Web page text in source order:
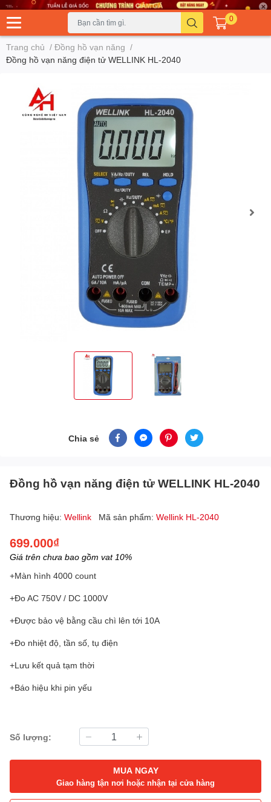
0
Trang chủ / Đồng hồ vạn năng /
Đồng hồ vạn năng điện tử WELLINK HL-2040
Chia sẻ
Đồng hồ vạn năng điện tử WELLINK HL-2040
Thương hiệu: Wellink Mã sản phẩm: Wellink HL-2040
699.000₫
Giá trên chưa bao gồm vat 10%
+Màn hình 4000 count
+Đo AC 750V / DC 1000V
+Được bảo vệ bằng cầu chì lên tới 10A
+Đo nhiệt độ, tần số, tụ điện
+Lưu kết quả tạm thời
+Báo hiệu khi pin yếu
Số lượng:
MUA NGAY
Giao hàng tận nơi hoặc nhận tại cửa hàng